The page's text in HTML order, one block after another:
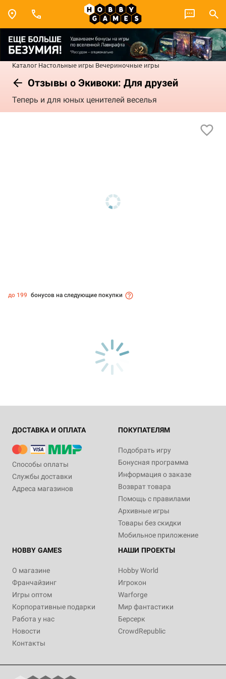
Каталог Настольные игры Вечериночные игры
Отзывы о Экивоки: Для друзей
Теперь и для юных ценителей веселья
до 199 бонусов на следующие покупки
ДОСТАВКА И ОПЛАТА
Способы оплаты
Службы доставки
Адреса магазинов
ПОКУПАТЕЛЯМ
Подобрать игру
Бонусная программа
Информация о заказе
Возврат товара
Помощь с правилами
Архивные игры
Товары без скидки
Мобильное приложение
HOBBY GAMES
О магазине
Франчайзинг
Игры оптом
Корпоративные подарки
Работа у нас
Новости
Контакты
НАШИ ПРОЕКТЫ
Hobby World
Игрокон
Warforge
Мир фантастики
Берсерк
CrowdRepublic